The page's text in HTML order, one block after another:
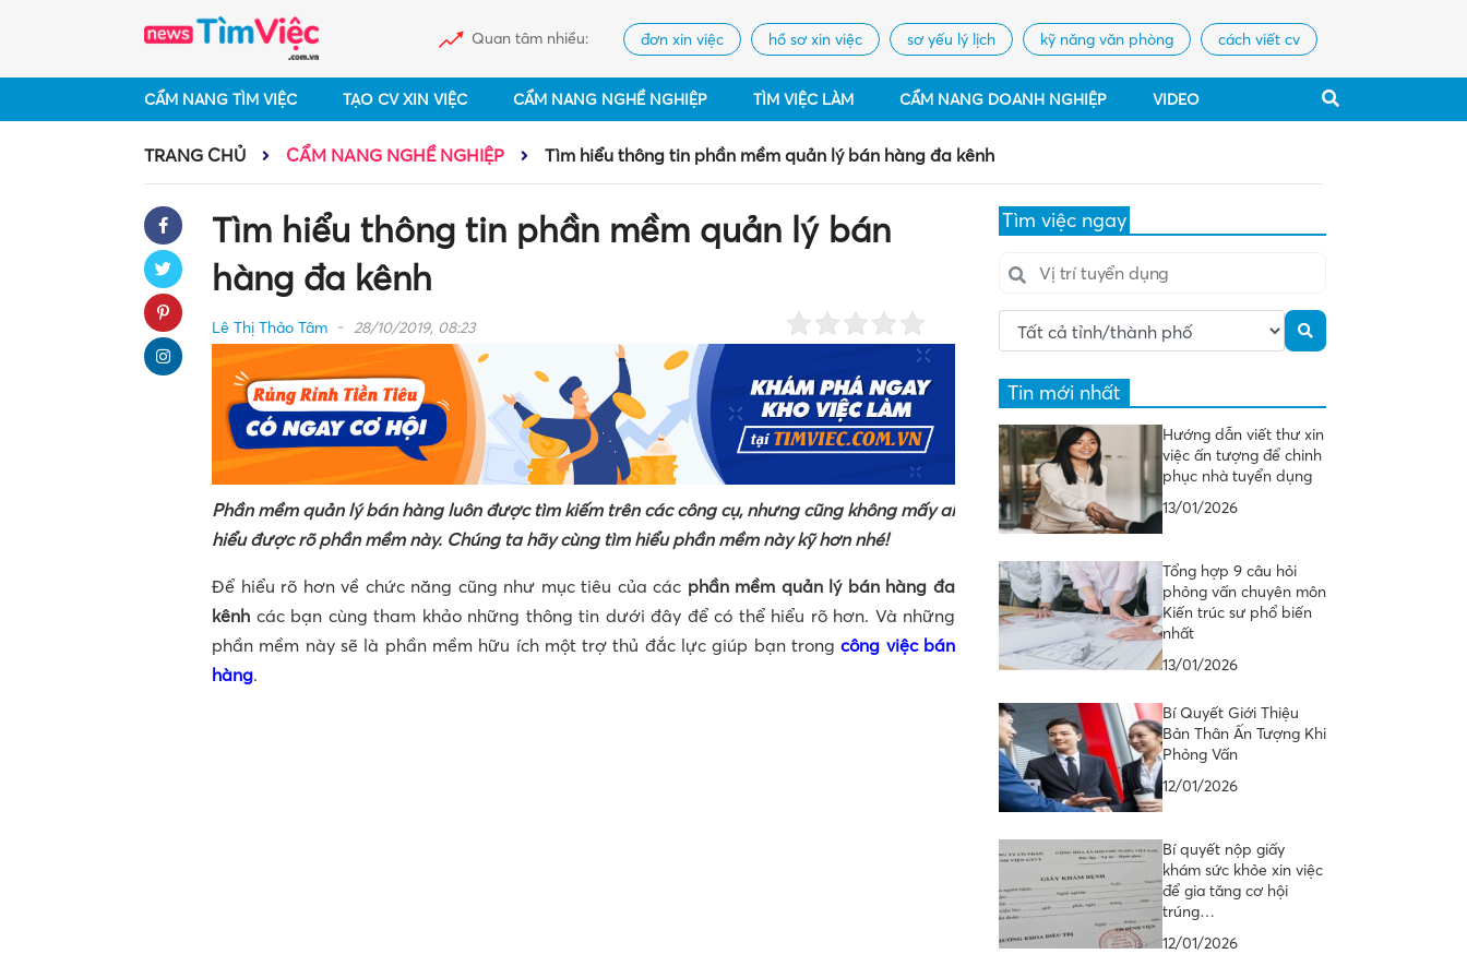
Quan tâm nhiều: đơn xin việc hồ sơ xin việc sơ yếu lý lịch kỹ năng văn phòng cách viết cv
CẨM NANG TÌM VIỆC TẠO CV XIN VIỆC CẨM NANG NGHỀ NGHIỆP TÌM VIỆC LÀM CẨM NANG DOANH NGHIỆP VIDEO
TRANG CHỦ CẨM NANG NGHỀ NGHIỆP Tìm hiểu thông tin phần mềm quản lý bán hàng đa kênh
Tìm hiểu thông tin phần mềm quản lý bán
hàng đa kênh
Lê Thị Thảo Tâm 28/10/2019, 08:23
Phần mềm quản lý bán hàng luôn được tìm kiếm trên các công cụ, nhưng cũng không mấy ai
hiểu được rõ phần mềm này. Chúng ta hãy cùng tìm hiểu phần mềm này kỹ hơn nhé!
Để hiểu rõ hơn về chức năng cũng như mục tiêu của các phần mềm quản lý bán hàng đa
kênh các bạn cùng tham khảo những thông tin dưới đây để có thể hiểu rõ hơn. Và những
phần mềm này sẽ là phần mềm hữu ích một trợ thủ đắc lực giúp bạn trongcông việc bán
hàng.
Tìm việc ngay
Tin mới nhất
Hướng dẫn viết thư xin
việc ấn tượng để chinh
phục nhà tuyển dụng
13/01/2026
Tổng hợp 9 câu hỏi
phỏng vấn chuyên môn
Kiến trúc sư phổ biến
nhất
13/01/2026
Bí Quyết Giới Thiệu
Bản Thân Ấn Tượng Khi
Phỏng Vấn
12/01/2026
Bí quyết nộp giấy
khám sức khỏe xin việc
để gia tăng cơ hội
trúng…
12/01/2026